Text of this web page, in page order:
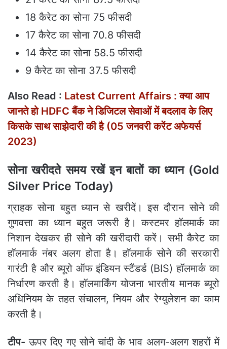
18 कैरेट का सोना 75 फीसदी
17 कैरेट का सोना 70.8 फीसदी
14 कैरेट का सोना 58.5 फीसदी
9 कैरेट का सोना 37.5 फीसदी
Also Read : Latest Current Affairs : क्‍या आप
जानते हो HDFC बैंक ने डिजिटल सेवाओं में बदलाव के लिए
किसके साथ साझेदारी की है (05 जनवरी करेंट अफेयर्स
2023)
सोना खरीदते समय रखें इन बातों का ध्यान (Gold
Silver Price Today)
ग्राहक सोना बहुत ध्यान से खरीदें। इस दौरान सोने की
गुणवत्ता का ध्यान बहुत जरूरी है। कस्टमर हॉलमार्क का
निशान देखकर ही सोने की खरीदारी करें। सभी कैरेट का
हॉलमार्क नंबर अलग होता है। हॉलमार्क सोने की सरकारी
गारंटी है और ब्यूरो ऑफ इंडियन स्टैंडर्ड (BIS) हॉलमार्क का
निर्धारण करती है। हॉलमार्किंग योजना भारतीय मानक ब्यूरो
अधिनियम के तहत संचालन, नियम और रेग्युलेशन का काम
करती है।
टीप- ऊपर दिए गए सोने चांदी के भाव अलग-अलग शहरों में